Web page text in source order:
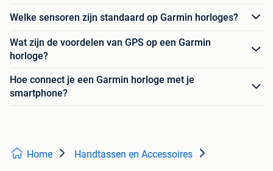
Welke sensoren zijn standaard op Garmin horloges?
Wat zijn de voordelen van GPS op een Garmin
horloge?
Hoe connect je een Garmin horloge met je
smartphone?
Home Handtassen en Accessoires